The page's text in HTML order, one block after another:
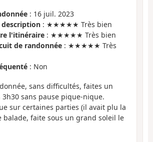
: 16 juil. 2023
description : ★★★★★ Très bien
l'itinéraire : ★★★★★ Très bien
de randonnée : ★★★★★ Très
: Non
sans difficultés, faites un
sans pause pique-nique.
sur certaines parties (il avait plu la
balade, faite sous un grand soleil le